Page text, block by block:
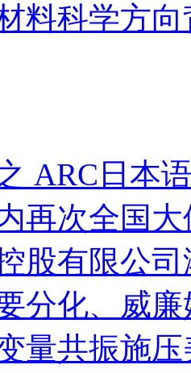
料科学方
ARC日本
再次全国大
股有限公
分化、威
共振施压